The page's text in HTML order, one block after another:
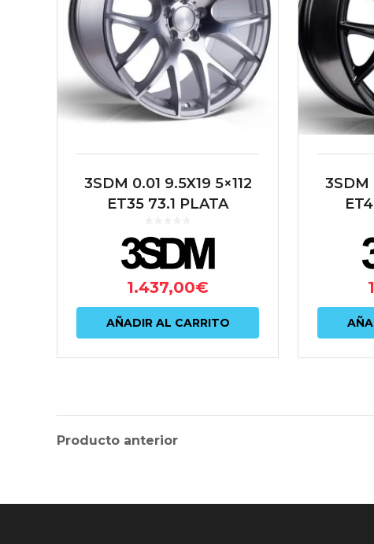
3SDM 0.01 9.5X19 5×112
ET35 73.1 PLATA
1.437,00€
AÑADIR AL CARRITO
3SDM
Producto anterior